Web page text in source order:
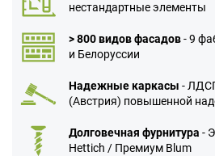
нестандартные элементы
> 800 видов фасадов- 9
и Белоруссии
Надежные каркасы -
(Австрия) повышенной
Долговечная фурнитура -
Hettich / Премиум Blum